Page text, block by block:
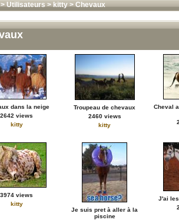
Utilisateurs>kitty>Chevaux
dans la neige
2642 views
kitty
Troupeau de chevaux
2460 views
kitty
Cheval
3974 views
kitty
Je suis pret à aller à la
piscine
J'ai